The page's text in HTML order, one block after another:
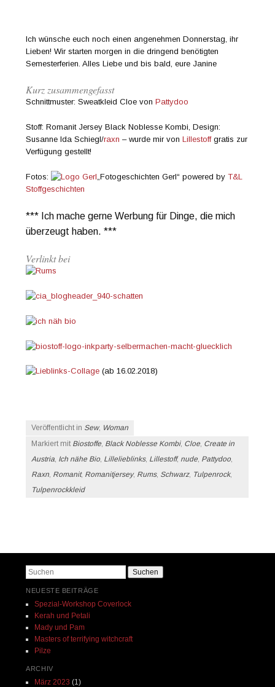
Ich wünsche euch noch einen angenehmen Donnerstag, ihr
Lieben! Wir starten morgen in die dringend benötigten
Semesterferien. Alles Liebe und bis bald, eure Janine
Kurz zusammengefasst
Schnittmuster: Sweatkleid Cloe vonPattydoo
Stoff: Romanit Jersey Black Noblesse Kombi, Design:
Susanne Ida Schiegl/raxn – wurde mir vonLillestoffgratis zur
Verfügung gestellt!
Fotos: „Fotogeschichten Gerl“ powered byT&L
Stoffgeschichten
*** Ich mache gerne Werbung für Dinge, die mich
überzeugt haben. ***
Verlinkt bei
(ab 16.02.2018)
Veröffentlicht in Sew, Woman
Markiert mit Biostoffe, Black Noblesse Kombi, Cloe, Create in
Austria, Ich nähe Bio, Lillelieblinks, Lillestoff, nude, Pattydoo,
Raxn, Romanit, Romanitjersey, Rums, Schwarz, Tulpenrock,
Tulpenrockkleid
Suchen
NEUESTE BEITRÄGE
Spezial-Workshop Coverlock
Kerah und Petali
Mady und Pam
Masters of terrifying witchcraft
Pilze
ARCHIV
März 2023 (1)